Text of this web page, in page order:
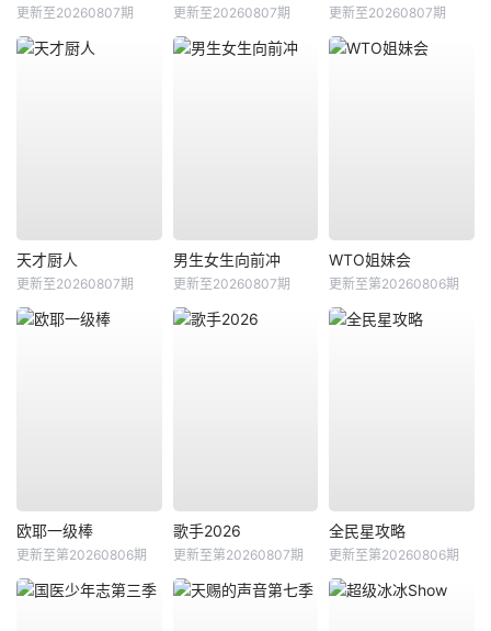
更新至20260807期 更新至20260807期 更新至20260807期
天才厨人
更新至20260807期
男生女生向前冲
更新至20260807期
WTO姐妹会
更新至第20260806期
欧耶一级棒
更新至第20260806期
歌手2026
更新至第20260807期
全民星攻略
更新至第20260806期